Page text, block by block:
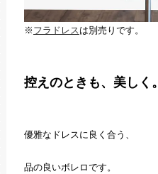
※ フラドレスは別売りです。
控えのときも、美しく。
優雅なドレスに良く合う、
品の良いボレロです。